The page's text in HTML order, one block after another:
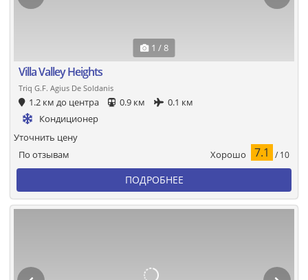
1 / 8
Villa Valley Heights
Triq G.F. Agius De Soldanis
1.2 км до центра 0.9 км
0.1 км
Кондиционер
По отзывам Хорошо 7.1 / 10
Уточнить цену
ПОДРОБНЕЕ